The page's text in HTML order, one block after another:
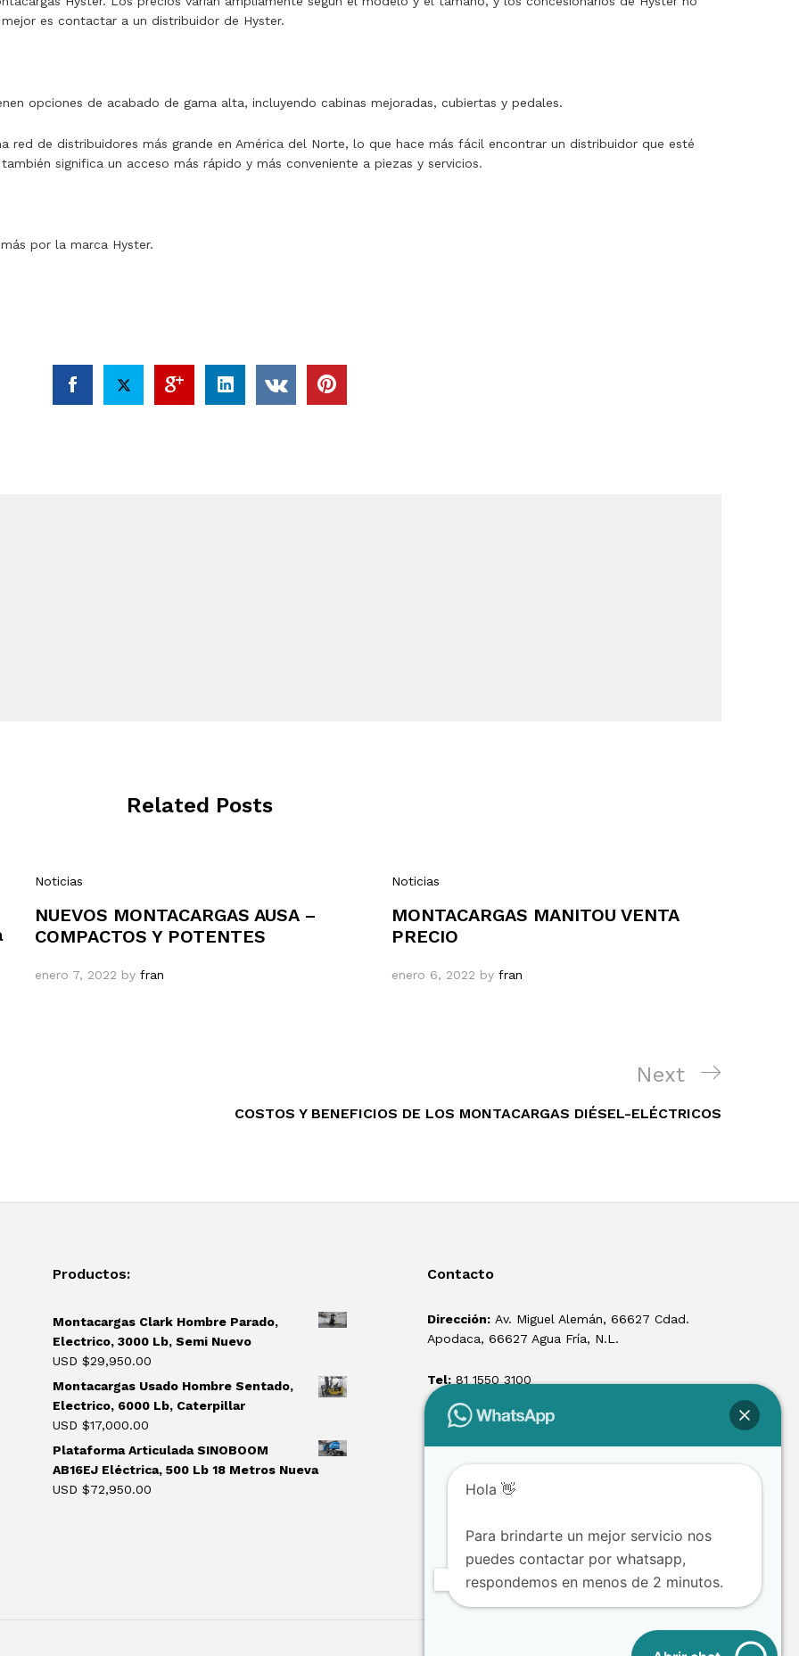
es contactar a un distribuidor de Hyster.
opciones de acabado de gama alta, incluyendo cabinas mejoradas, cubiertas y pedales.
red de distribuidores más grande en América del Norte, lo que hace más fácil encontrar un distribuidor que esté
significa un acceso más rápido y más conveniente a piezas y servicios.
por la marca Hyster.
Related Posts
Noticias
NUEVOS MONTACARGAS AUSA –
COMPACTOS Y POTENTES
enero 7, 2022 by fran
Noticias
MONTACARGAS MANITOU VENTA
PRECIO
enero 6, 2022 by fran
Next
Post
Next
COSTOS Y BENEFICIOS DE LOS MONTACARGAS DIÉSEL-ELÉCTRICOS
Productos:
Montacargas Clark Hombre Parado,
Electrico, 3000 Lb, Semi Nuevo
USD $29,950.00
Montacargas Usado Hombre Sentado,
Electrico, 6000 Lb, Caterpillar
USD $17,000.00
Plataforma Articulada SINOBOOM
AB16EJ Eléctrica, 500 Lb 18 Metros Nueva
USD $72,950.00
Contacto
Dirección: Av. Miguel Alemán, 66627 Cdad.
Apodaca, 66627 Agua Fría, N.L.
Tel: 81 1550 3100
ventas@losmontacargas.mx
Hola 👋
Para brindarte un mejor servicio nos
puedes contactar por whatsapp,
respondemos en menos de 2 minutos.